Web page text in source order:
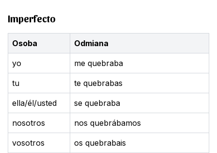
Imperfecto
Osoba Odmiana
yo me quebraba
tu te quebrabas
ella/él/usted se quebraba
nosotros nos quebrábamos
vosotros os quebrabais